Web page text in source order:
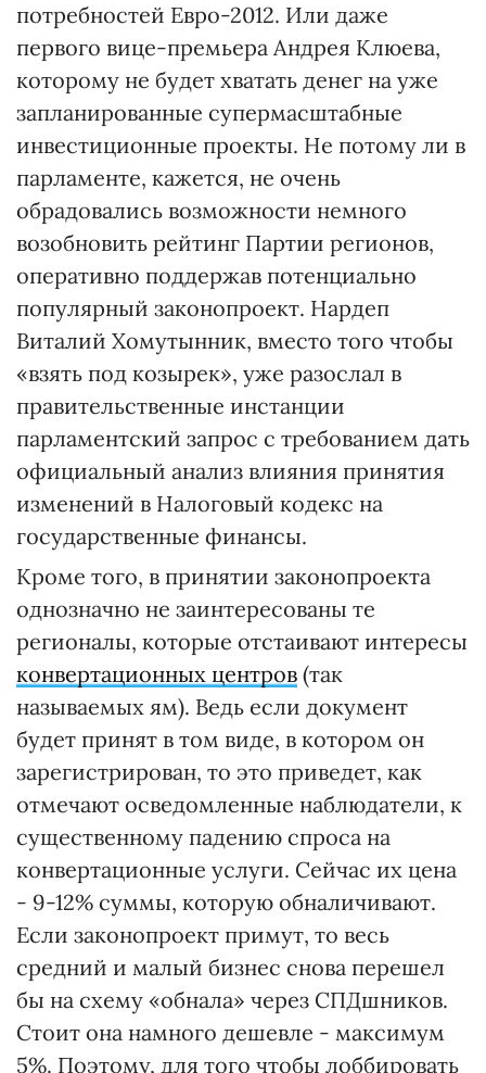
потребностей Евро-2012. Или даже
первого вице-премьера Андрея Клюева,
которому не будет хватать денег на уже
запланированные супермасштабные
инвестиционные проекты. Не потому ли в
парламенте, кажется, не очень
обрадовались возможности немного
возобновить рейтинг Партии регионов,
оперативно поддержав потенциально
популярный законопроект. Нардеп
Виталий Хомутынник, вместо того чтобы
«взять под козырек», уже разослал в
правительственные инстанции
парламентский запрос с требованием дать
официальный анализ влияния принятия
изменений в Налоговый кодекс на
государственные финансы.
Кроме того, в принятии законопроекта
однозначно не заинтересованы те
регионалы, которые отстаивают интересы
конвертационных центров (так
называемых ям). Ведь если документ
будет принят в том виде, в котором он
зарегистрирован, то это приведет, как
отмечают осведомленные наблюдатели, к
существенному падению спроса на
конвертационные услуги. Сейчас их цена
- 9-12% суммы, которую обналичивают.
Если законопроект примут, то весь
средний и малый бизнес снова перешел
бы на схему «обнала» через СПДшников.
Стоит она намного дешевле - максимум
5%. Поэтому, для того чтобы лоббировать